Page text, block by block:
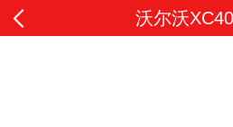
沃尔沃